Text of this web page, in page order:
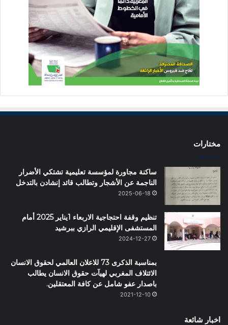
مختارات
ساكنة مجاورة لمؤسسة تعليمية تشتكي الأضرار
الناجمة عن الأشجار وتطالب قائد إنشادن بالتدخل
2025-06-18
تنظيم وقفة احتجاجية الاربعاء 1يناير 2025 أمام
المستشفى الإقليمي الرازي ببرشيد
2024-12-27
بمناسبة الذكرى 73 للاعلان العالمي لحقوق الانسان
الائتلاف المغربي لهيآت حقوق الانسان يطالب
باصدار عفو شامل عن كافة المعتقلين.
2021-12-10
اخبار شائعة